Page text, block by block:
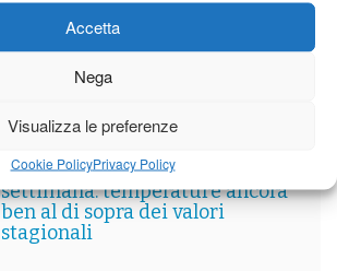
Accetta
Nega
Visualizza le preferenze
Cookie PolicyPrivacy Policy
Il tempo di questo fine
settimana. temperature ancora
ben al di sopra dei valori
stagionali